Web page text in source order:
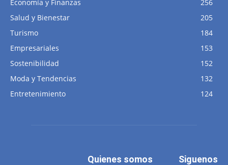
Economía y Finanzas
256
Salud y Bienestar
205
Turismo
184
Empresariales
153
Sostenibilidad
152
Moda y Tendencias
132
Entretenimiento
124
Quienes somos Siguenos